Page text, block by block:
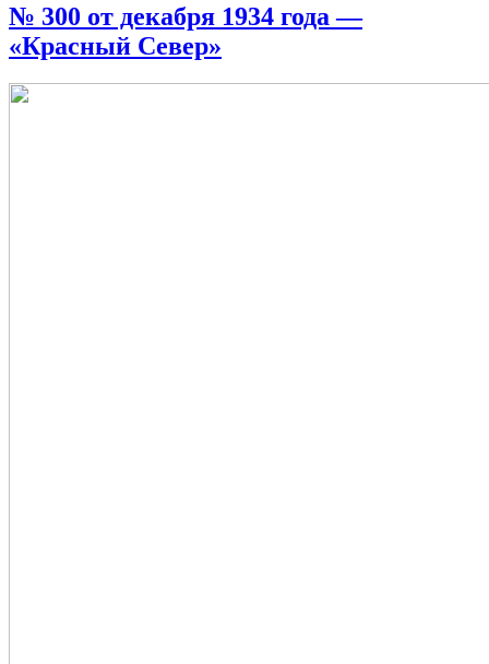
№ 300 от декабря 1934 года —
«Красный Север»